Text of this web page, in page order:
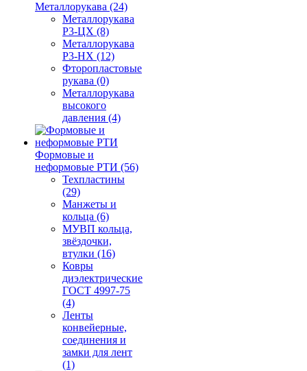
Металлорукава (24)
Металлорукава
Р3-ЦХ (8)
Металлорукава
Р3-НХ (12)
Фторопластовые
рукава (0)
Металлорукава
высокого
давления (4)
Формовые и
неформовые РТИ (56)
Техпластины
(29)
Манжеты и
кольца (6)
МУВП кольца,
звёздочки,
втулки (16)
Ковры
диэлектрические
ГОСТ 4997-75
(4)
Ленты
конвейерные,
соединения и
замки для лент
(1)